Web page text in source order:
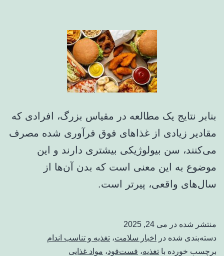
بنابر نتایج یک مطالعه در مقیاس بزرگ، افرادی که
مقادیر زیادی از غذاهای فوق فرآوری شده مصرف
می‌کنند، سن بیولوژیکی بیشتری دارند و این
موضوع به این معنی است که بدن آن‌ها از
سال‌های واقعی، پیرتر است.
منتشر شده در می 24, 2025
دسته‌بندی شده در
اخبار سلامت، تغذیه و تناسب اندام
برچسب خورده با تغذیه، فست‌فود، مواد غذایی